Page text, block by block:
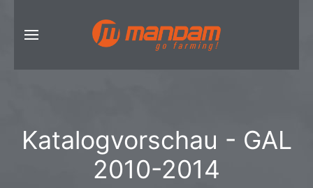
Katalogvorschau - GAL
2010-2014